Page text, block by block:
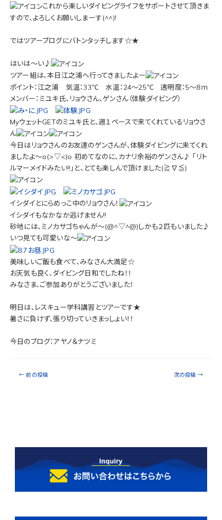
これから楽しいダイビングライフをサポートさせて頂きま
すので、よろしくお願いしまーす(^^)!
ではツアーブログにバトンタッチします☆★
はいは～い♪
ツアー組は、本日江之浦へ行ってきましたよー
ポイント：江之浦 気温：33℃ 水温：24～25℃ 透明度：5～8ｍ
メンバー：ミユキ氏、リョウさん、ゲンさん（体験ダイビング）
MyウェットGETのミユキ氏と、週１ペースで来てくれているリョウさ
ん
今日はリョウさんのお友達のゲンさんが、体験ダイビングに来てくれ
ましたよ～o(>▽<)o 初めてなのに、カナリ余裕のゲンさん♪ 「リト
ルマーメイドみたい!!」と、とても楽しんで頂けました(≧∇≦)
イシダイとにらめっこ中のリョウさん！
イシダイもなかなか逃げません!!
砂地には、ミノカサゴちゃんが～(@^▽^@)しかも２匹もいました♪
いつ見ても可愛いな～
美味しいご飯も食べて、みなさん大満足☆
お天気も良く、ダイビング日和でしたね！！
みなさま、ご参加ありがとうございました！
明日は、レスキュー学科講習とツアーです★
暑さに負けず、張り切っていきまっしょい！！
今日のブログ：アヤノ＆ナツミ
← 前の投稿 次の投稿 →